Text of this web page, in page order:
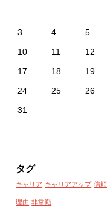
3
4 5
10
11 12
17
18 19
24
25 26
31
タグ
キャリア キャリアアップ 信頼
理由 非常勤